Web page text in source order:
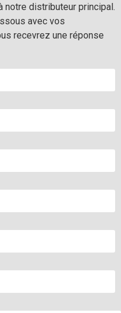
notre distributeur principal.
avec vos
recevrez une réponse